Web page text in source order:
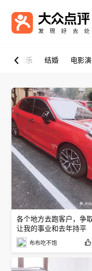
休闲娱乐 结婚 电影
各个地方去跑客户，争
让我的事业和去年持平
布布吃不饱